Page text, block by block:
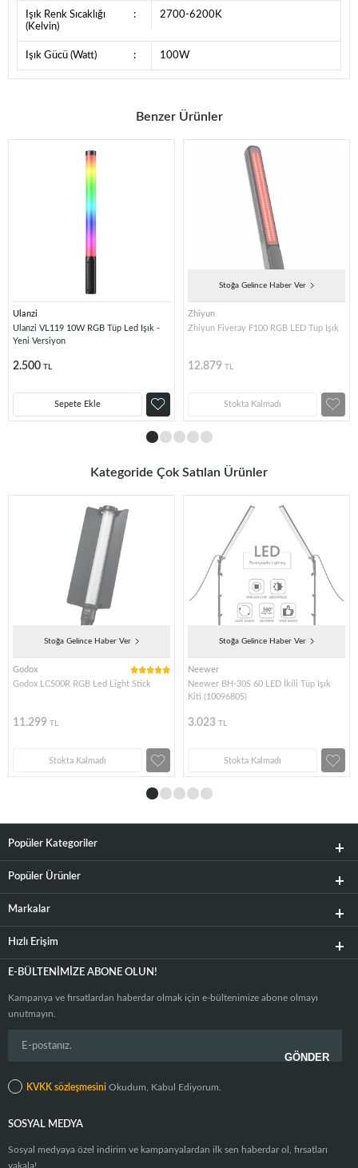
Işık Renk Sıcaklığı
(Kelvin)
: 2700-6200K
Işık Gücü (Watt) : 100W
Benzer Ürünler
Ulanzi
Ulanzi VL119 10W RGB Tüp Led Işık -
Yeni Versiyon
2.500 TL
Sepete Ekle
Stoğa Gelince Haber Ver
Zhiyun
Zhiyun Fiveray F100 RGB LED Tüp Işık
12.879 TL
Stokta Kalmadı
Kategoride Çok Satılan Ürünler
Stoğa Gelince Haber Ver
Godox
Godox LC500R RGB Led Light Stick
11.299 TL
Stokta Kalmadı
Stoğa Gelince Haber Ver
Neewer
Neewer BH-30S 60 LED İkili Tüp Işık
Kiti (10096805)
3.023 TL
Stokta Kalmadı
Popüler Kategoriler
Popüler Ürünler
Markalar
Hızlı Erişim
E-BÜLTENIMIZE ABONE OLUN!
Kampanya ve fırsatlardan haberdar olmak için e-bültenimize abone olmayı
unutmayın.
KVKK sözleşmesini Okudum, Kabul Ediyorum.
SOSYAL MEDYA
Sosyal medyaya özel indirim ve kampanyalardan ilk sen haberdar ol, fırsatları
yakala!